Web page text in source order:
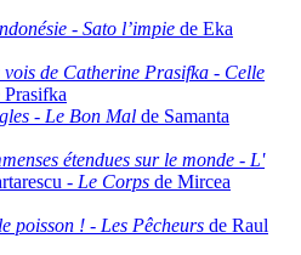
- Sato l’impie de Eka
vois de Catherine Prasifka - Celle
Prasifka
- Le Bon Mal de Samanta
étendues sur le monde - L'
- Le Corps de Mircea
poisson ! - Les Pêcheurs de Raul